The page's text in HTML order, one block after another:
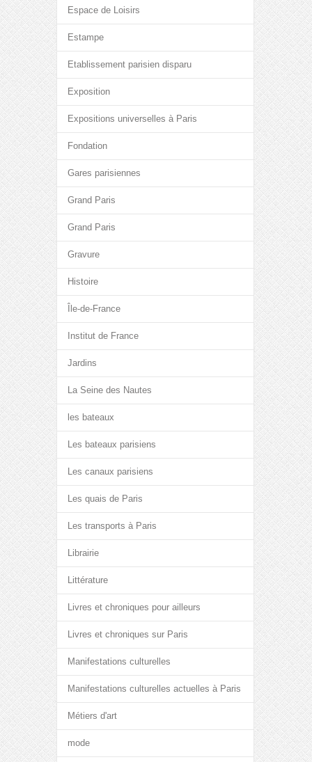
Espace de Loisirs
Estampe
Etablissement parisien disparu
Exposition
Expositions universelles à Paris
Fondation
Gares parisiennes
Grand Paris
Grand Paris
Gravure
Histoire
Île-de-France
Institut de France
Jardins
La Seine des Nautes
les bateaux
Les bateaux parisiens
Les canaux parisiens
Les quais de Paris
Les transports à Paris
Librairie
Littérature
Livres et chroniques pour ailleurs
Livres et chroniques sur Paris
Manifestations culturelles
Manifestations culturelles actuelles à Paris
Métiers d'art
mode